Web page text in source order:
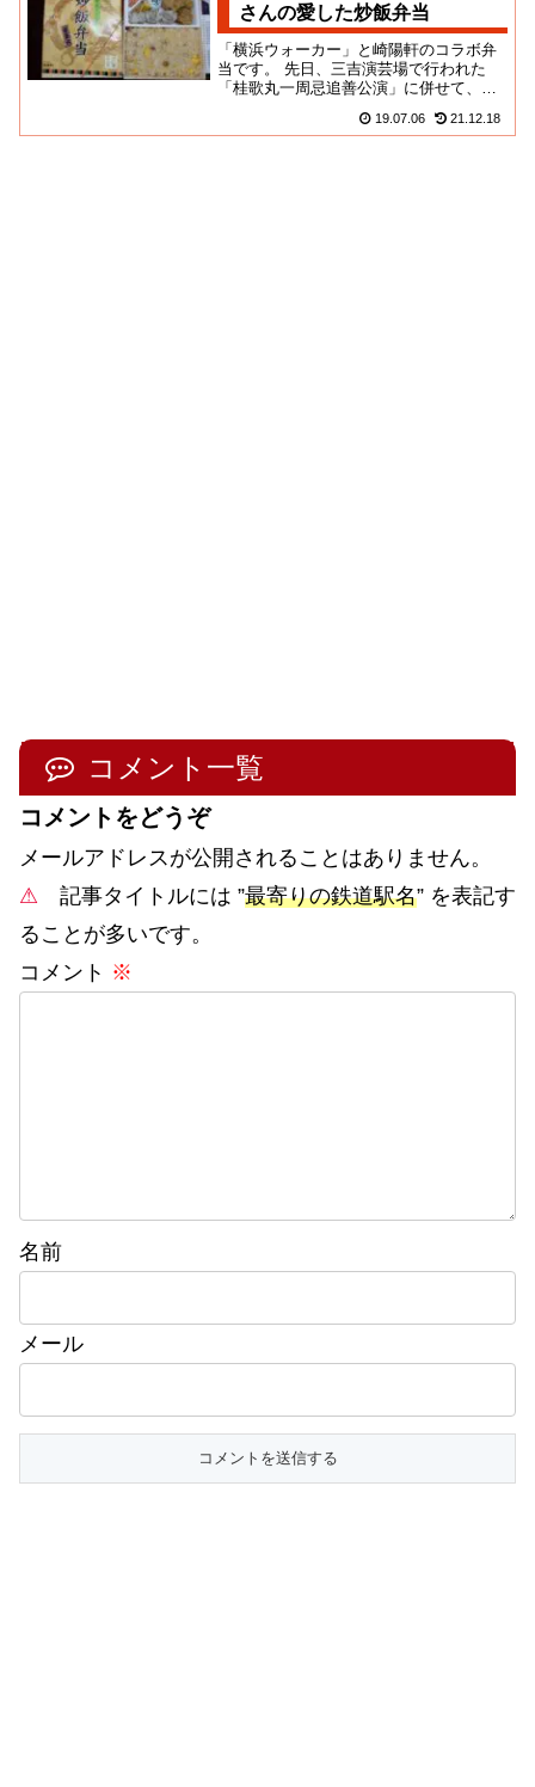
さんの愛した炒飯弁当
「横浜ウォーカー」と崎陽軒のコラボ弁
当です。 先日、三吉演芸場で行われた
「桂歌丸一周忌追善公演」に併せて、１
体の幾％かは、崎陽軒のシウ...
19.07.06 21.12.18
コメント一覧
コメントをどうぞ
メールアドレスが公開されることはありません。
⚠ 記事タイトルには ”最寄りの鉄道駅名” を表記す
ることが多いです。
コメント ※
名前
メール